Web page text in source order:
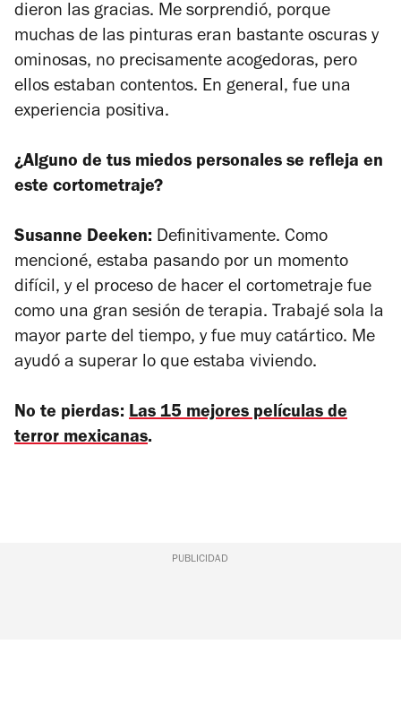
dieron las gracias. Me sorprendió, porque
muchas de las pinturas eran bastante oscuras y
ominosas, no precisamente acogedoras, pero
ellos estaban contentos. En general, fue una
experiencia positiva.
¿Alguno de tus miedos personales se refleja en
este cortometraje?
Susanne Deeken: Definitivamente. Como
mencioné, estaba pasando por un momento
difícil, y el proceso de hacer el cortometraje fue
como una gran sesión de terapia. Trabajé sola la
mayor parte del tiempo, y fue muy catártico. Me
ayudó a superar lo que estaba viviendo.
No te pierdas: Las 15 mejores películas de
terror mexicanas.
PUBLICIDAD